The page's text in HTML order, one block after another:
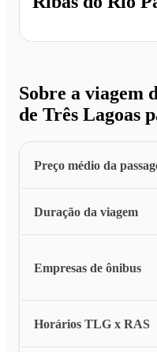
Sobre a viagem
de Três Lagoas
Preço médio da
Duração da viagem
Empresas de ônibus
Horários TLG x RAS